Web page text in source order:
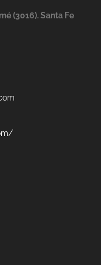
(3016). Santa Fe